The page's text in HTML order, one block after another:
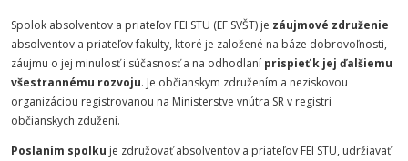
Spolok absolventov a priateľov FEI STU (EF SVŠT) je záujmové združenie
absolventov a priateľov fakulty, ktoré je založené na báze dobrovoľnosti,
záujmu o jej minulosť i súčasnosť a na odhodlaní prispieť k jej ďalšiemu
všestrannému rozvoju. Je občianskym združením a neziskovou
organizáciou registrovanou na Ministerstve vnútra SR v registri
občianskych zdužení.
Poslaním spolku je združovať absolventov a priateľov FEI STU, udržiavať